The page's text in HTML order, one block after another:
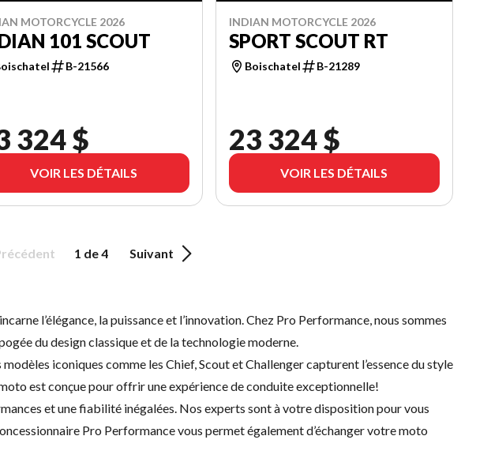
MOTORCYCLE 2026
101 SCOUT
B-21566
324 $
VOIR LES DÉTAILS
INDIAN MOTORCYCLE 2026
SPORT SCOUT RT
Boischatel B-21289
23 324 $
VOIR LES DÉTAILS
1 de 4 Suivant
l’élégance, la puissance et l’innovation. Chez Pro Performance, nous sommes
du design classique et de la technologie moderne.
iconiques comme les Chief, Scout et Challenger capturent l’essence du style
est conçue pour offrir une expérience de conduite exceptionnelle!
et une fiabilité inégalées. Nos experts sont à votre disposition pour vous
Pro Performance vous permet également d’échanger votre moto